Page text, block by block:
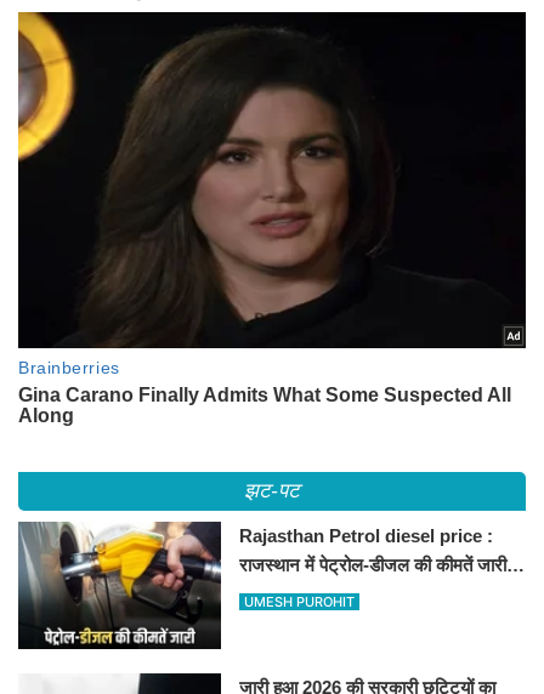
झट-पट
Rajasthan Petrol diesel price :
राजस्थान में पेट्रोल-डीजल की कीमतें जारी,
जानिए बीकानेर समेत पुरे प्रदेश में नए रेट
UMESH PUROHIT
जारी हुआ 2026 की सरकारी छुट्टियों का